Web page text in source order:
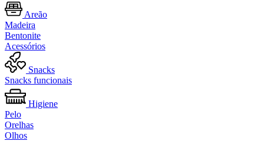
Areão
Madeira
Bentonite
Acessórios
Snacks
Snacks funcionais
Higiene
Pelo
Orelhas
Olhos